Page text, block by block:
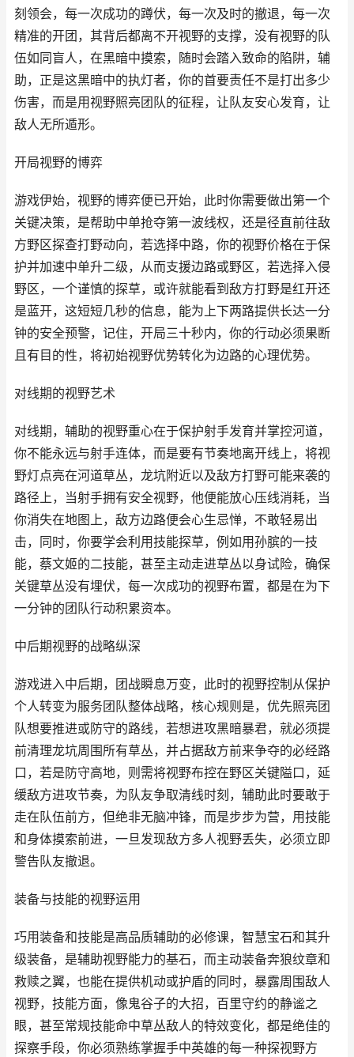
刻领会，每一次成功的蹲伏，每一次及时的撤退，每一次
精准的开团，其背后都离不开视野的支撑，没有视野的队
伍如同盲人，在黑暗中摸索，随时会踏入致命的陷阱，辅
助，正是这黑暗中的执灯者，你的首要责任不是打出多少
伤害，而是用视野照亮团队的征程，让队友安心发育，让
敌人无所遁形。
开局视野的博弈
游戏伊始，视野的博弈便已开始，此时你需要做出第一个
关键决策，是帮助中单抢夺第一波线权，还是径直前往敌
方野区探查打野动向，若选择中路，你的视野价格在于保
护并加速中单升二级，从而支援边路或野区，若选择入侵
野区，一个谨慎的探草，或许就能看到敌方打野是红开还
是蓝开，这短短几秒的信息，能为上下两路提供长达一分
钟的安全预警，记住，开局三十秒内，你的行动必须果断
且有目的性，将初始视野优势转化为边路的心理优势。
对线期的视野艺术
对线期，辅助的视野重心在于保护射手发育并掌控河道，
你不能永远与射手连体，而是要有节奏地离开线上，将视
野灯点亮在河道草丛，龙坑附近以及敌方打野可能来袭的
路径上，当射手拥有安全视野，他便能放心压线消耗，当
你消失在地图上，敌方边路便会心生忌惮，不敢轻易出
击，同时，你要学会利用技能探草，例如用孙膑的一技
能，蔡文姬的二技能，甚至主动走进草丛以身试险，确保
关键草丛没有埋伏，每一次成功的视野布置，都是在为下
一分钟的团队行动积累资本。
中后期视野的战略纵深
游戏进入中后期，团战瞬息万变，此时的视野控制从保护
个人转变为服务团队整体战略，核心规则是，优先照亮团
队想要推进或防守的路线，若想进攻黑暗暴君，就必须提
前清理龙坑周围所有草丛，并占据敌方前来争夺的必经路
口，若是防守高地，则需将视野布控在野区关键隘口，延
缓敌方进攻节奏，为队友争取清线时刻，辅助此时要敢于
走在队伍前方，但绝非无脑冲锋，而是步步为营，用技能
和身体摸索前进，一旦发现敌方多人视野丢失，必须立即
警告队友撤退。
装备与技能的视野运用
巧用装备和技能是高品质辅助的必修课，智慧宝石和其升
级装备，是辅助视野能力的基石，而主动装备奔狼纹章和
救赎之翼，也能在提供机动或护盾的同时，暴露周围敌人
视野，技能方面，像鬼谷子的大招，百里守约的静谧之
眼，甚至常规技能命中草丛敌人的特效变化，都是绝佳的
探察手段，你必须熟练掌握手中英雄的每一种探视野方